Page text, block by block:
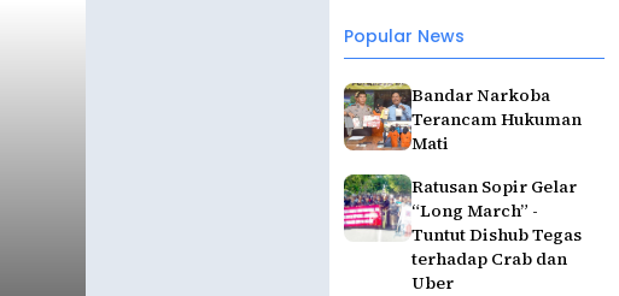
Popular News
Bandar Narkoba
Terancam Hukuman
Mati
Ratusan Sopir Gelar
“Long March” -
Tuntut Dishub Tegas
terhadap Crab dan
Uber